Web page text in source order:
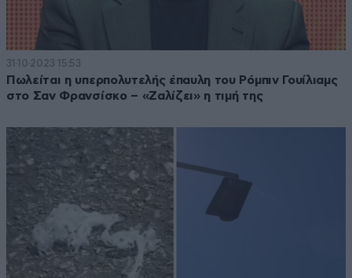
31·10·2023 15:53
Πωλείται η υπερπολυτελής έπαυλη του Ρόμπιν Γουίλιαμς
στο Σαν Φρανσίσκο – «Ζαλίζει» η τιμή της